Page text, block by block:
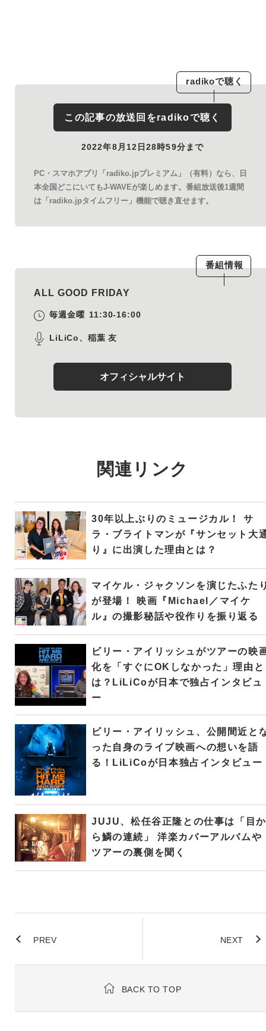
radikoで聴く
この記事の放送回をradikoで聴く
2022年8月12日28時59分まで
PC・スマホアプリ「radiko.jpプレミアム」（有料）なら、日
本全国どこにいてもJ-WAVEが楽しめます。番組放送後1週間
は「radiko.jpタイムフリー」機能で聴き直せます。
番組情報
ALL GOOD FRIDAY
毎週金曜 11:30-16:00
LiLiCo、稲葉 友
オフィシャルサイト
関連リンク
30年以上ぶりのミュージカル！ サ
ラ・ブライトマンが『サンセット大
り』に出演した理由とは？
マイケル・ジャクソンを演じたふた
が登場！ 映画『Michael／マイケ
ル』の撮影秘話や役作りを振り返る
ビリー・アイリッシュがツアーの映
化を「すぐにOKしなかった」理由と
は？LiLiCoが日本で独占インタビュ
ー
ビリー・アイリッシュ、公開間近と
った自身のライブ映画への想いを語
る！LiLiCoが日本独占インタビュー
JUJU、松任谷正隆との仕事は「目か
ら鱗の連続」 洋楽カバーアルバムや
ツアーの裏側を聞く
PREV NEXT
BACK TO TOP